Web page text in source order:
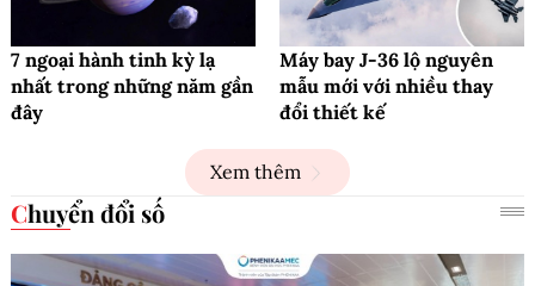
7 ngoại hành tinh kỳ lạ
nhất trong những năm gần
đây
Máy bay J-36 lộ nguyên
mẫu mới với nhiều thay
đổi thiết kế
Xem thêm
Chuyển đổi số